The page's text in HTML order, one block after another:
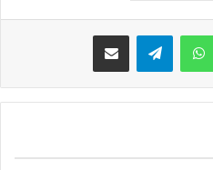
واتساب تيلقرام مشاركة عبر البريد